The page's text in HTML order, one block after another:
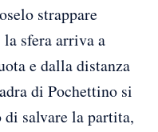
strappare
sfera arriva a
e dalla distanza
di Pochettino si
salvare la partita,